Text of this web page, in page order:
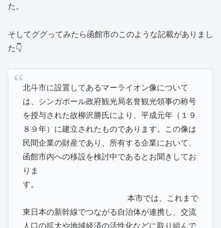
た。
そしてググってみたら函館市のこのような記載がありまし
た👇
北斗市に設置してあるマーライオン像について
は、シンガポール政府観光局名誉観光領事の称号
を授与された故柳沢勝氏により、平成元年（１９
８９年）に建立されたものであります。この像は
民間企業の財産であり、所有する企業において、
函館市内への移設を検討中であるとお聞きしてお
りま
す。
本市では、これまで
東日本の新幹線でつながる自治体が連携し、交流
人口の拡大や地域経済の活性化などに取り組んで